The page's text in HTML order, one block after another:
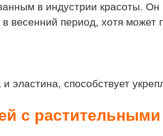
в индустрии красоты. Он
весенний период, хотя может
эластина, способствует
с растительными